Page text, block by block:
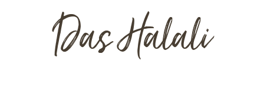
Das Halali